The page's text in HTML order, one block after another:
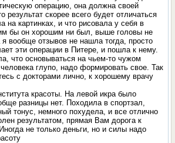
операцию, она должна своей
результат скорее всего будет отличаться
на картинках, и что рисовала у себя в
бы он хорошим ни был, выше головы не
вообще отзывов не нашла тогда, просто
эти операции в Питере, и пошла к нему.
что основываться на чьем-то чужом
глупо, надо формировать свое. Так
с докторами лично, к хорошему врачу
красоты. На левой икра было
разницы нет. Походила в спортзал,
тонус, немного похудела, и все отлично
результатом, прямая Вам дорога к
не только деньги, но и силы надо